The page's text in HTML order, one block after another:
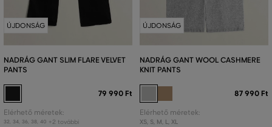
ÚJDONSÁG
NADRÁG GANT SLIM FLARE VELVET
PANTS
79 990 Ft
Elérhető méretek:
32 34 36 38 40 +2 további
ÚJDONSÁG
NADRÁG GANT WOOL CASHMERE
KNIT PANTS
87 990 Ft
Elérhető méretek:
XS, S, M L XL